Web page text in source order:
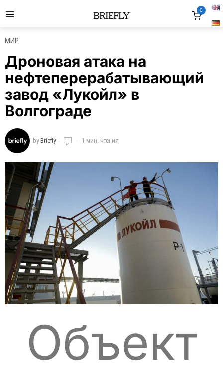
BRIEFLY 0
МИР
Дроновая атака на
нефтеперерабатывающий
завод «Лукойл» в
Волгограде
byBriefly 1 мин. чтения
Объект